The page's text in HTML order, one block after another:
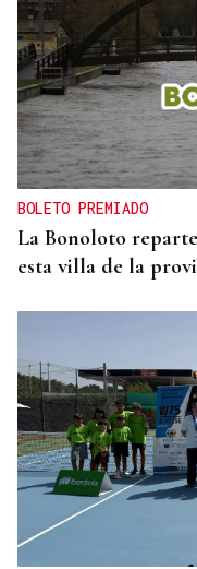
BOLETO PREMIADO
La Bonoloto
esta villa de la